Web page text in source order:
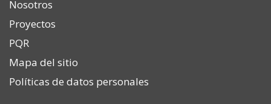
Nosotros
Proyectos
PQR
Mapa del sitio
Políticas de datos personales